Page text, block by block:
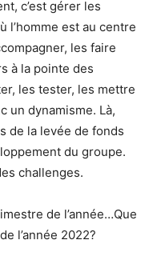
c’est gérer les
l’homme est au centre
les faire
à la pointe des
les tester, les mettre
un dynamisme. Là,
de la levée de fonds
du groupe.
challenges.
de l’année…Que
l’année 2022?